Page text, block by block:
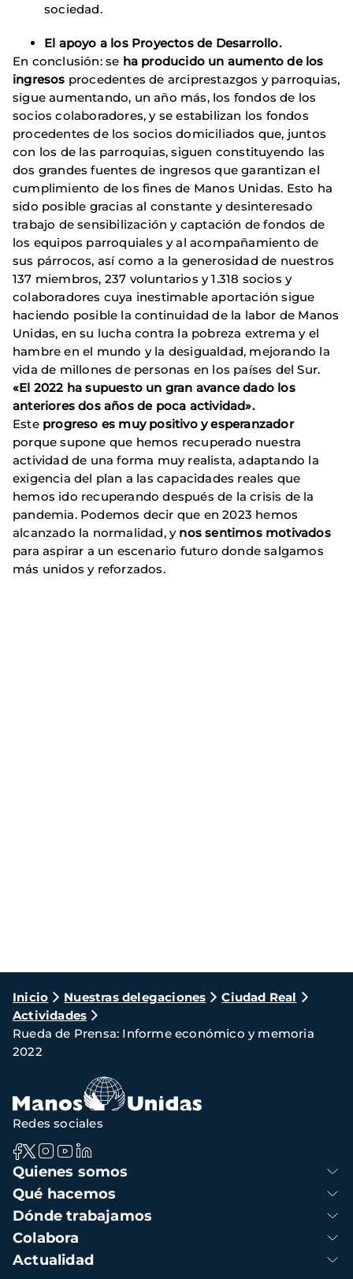
sociedad.
El apoyo a los Proyectos de Desarrollo.
En conclusión: se ha producido un aumento de los
ingresos procedentes de arciprestazgos y parroquias,
sigue aumentando, un año más, los fondos de los
socios colaboradores, y se estabilizan los fondos
procedentes de los socios domiciliados que, juntos
con los de las parroquias, siguen constituyendo las
dos grandes fuentes de ingresos que garantizan el
cumplimiento de los fines de Manos Unidas. Esto ha
sido posible gracias al constante y desinteresado
trabajo de sensibilización y captación de fondos de
los equipos parroquiales y al acompañamiento de
sus párrocos, así como a la generosidad de nuestros
137 miembros, 237 voluntarios y 1.318 socios y
colaboradores cuya inestimable aportación sigue
haciendo posible la continuidad de la labor de Manos
Unidas, en su lucha contra la pobreza extrema y el
hambre en el mundo y la desigualdad, mejorando la
vida de millones de personas en los países del Sur.
«El 2022 ha supuesto un gran avance dado los
anteriores dos años de poca actividad».
Este progreso es muy positivo y esperanzador
porque supone que hemos recuperado nuestra
actividad de una forma muy realista, adaptando la
exigencia del plan a las capacidades reales que
hemos ido recuperando después de la crisis de la
pandemia. Podemos decir que en 2023 hemos
alcanzado la normalidad, y nos sentimos motivados
para aspirar a un escenario futuro donde salgamos
más unidos y reforzados.
Ruta
de
navegación
Inicio Nuestras delegaciones
Ciudad Real
Actividades
Rueda de Prensa: Informe económico y memoria
2022
Navegación
principal
Quienes somos
Qué hacemos
Dónde trabajamos
Colabora
Actualidad
Redes sociales